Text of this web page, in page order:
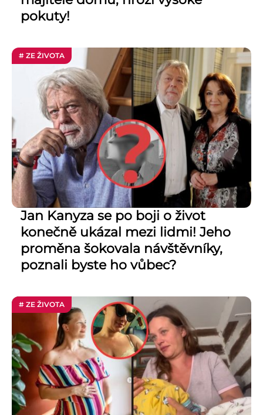
pokuty!
# ZE ŽIVOTA
Jan Kanyza se po boji o život
konečně ukázal mezi lidmi! Jeho
proměna šokovala návštěvníky,
poznali byste ho vůbec?
# ZE ŽIVOTA